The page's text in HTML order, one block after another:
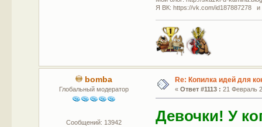
Я ВК: https://vk.com/id187887278 и
bomba
Глобальный модератор
Сообщений: 13942
Re: Копилка идей для
« Ответ #1113 : 21 Февраль
Девочки! У